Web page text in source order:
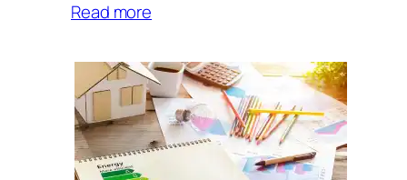
Read more
mejor
horario
para
poner
la